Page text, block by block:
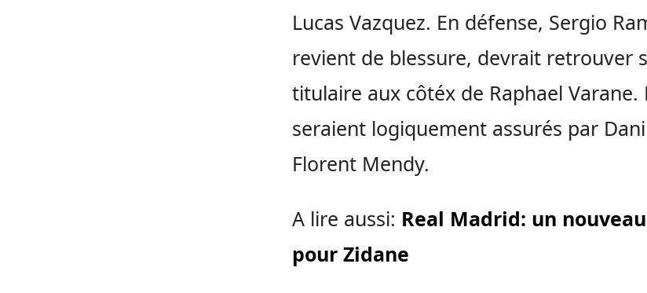
Lucas Vazquez. En défense, Sergio
revient de blessure, devrait retrouver
titulaire aux côtéx de Raphael Varane.
seraient logiquement assurés par
Florent Mendy.
A lire aussi: Real Madrid: un
pour Zidane